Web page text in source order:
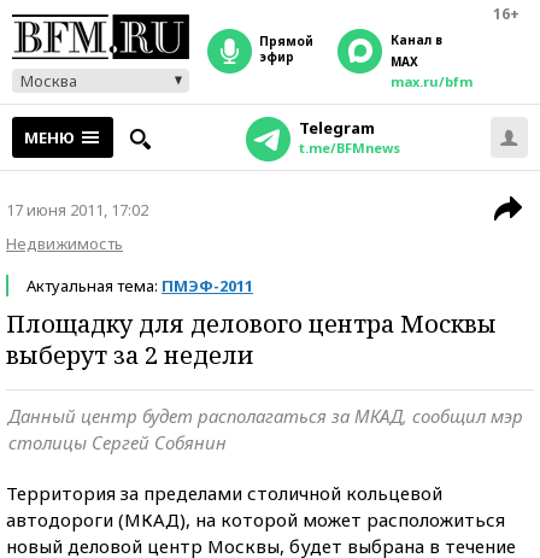
16+
Москва
прямой
эфир
Канал в
MAX
max.ru/bfm
МЕНЮ Telegram
t.me/BFMnews
17 июня 2011, 17:02
Недвижимость
Актуальная тема: ПМЭФ-2011
Площадку для делового центра Москвы
выберут за 2 недели
Данный центр будет располагаться за МКАД, сообщил мэр
столицы Сергей Собянин
Территория за пределами столичной кольцевой
автодороги (МКАД), на которой может расположиться
новый деловой центр Москвы, будет выбрана в течение